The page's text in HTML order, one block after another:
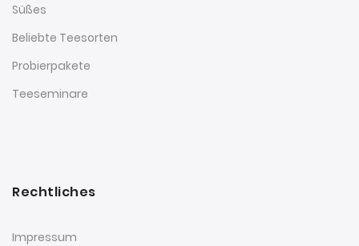
Süßes
Beliebte Teesorten
Probierpakete
Teeseminare
Rechtliches
Impressum